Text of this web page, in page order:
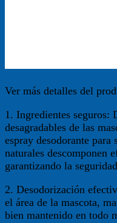
Ver más detalles del
1. Ingredientes seguros:
desagradables de las
espray desodorante para
naturales descomponen
garantizando la
2. Desodorización
el área de la mascota,
bien mantenido en todo